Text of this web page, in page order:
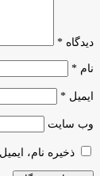
دیدگاه *
نام *
ایمیل *
وب‌ سایت
ذخیره نام،